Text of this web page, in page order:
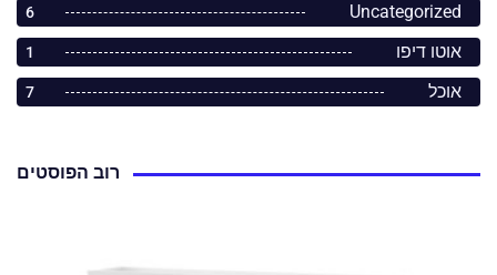
Uncategorized
6
אוטו דיפו 1
אוכל 7
רוב הפוסטים